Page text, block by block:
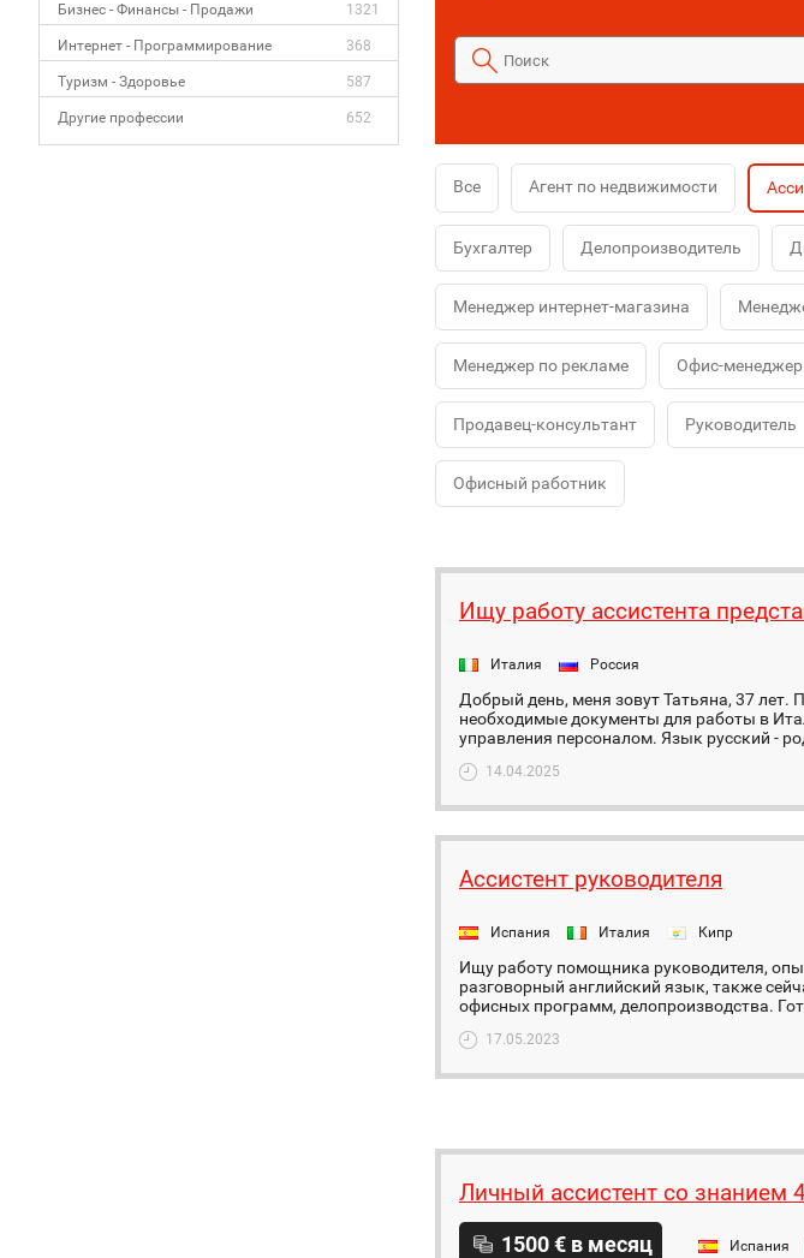
Бизнес - Финансы - Продажи 1321
Интернет - Программирование 368
Туризм - Здоровье 587
Другие профессии 652
Все Агент по недвижимости
Бухгалтер Делопроизводитель
Менеджер интернет-магазина
Менеджер по рекламе Офис-менеджер
Продавец-консультант Руководитель
Офисный работник
Ищу работу ассистента
Италия Россия
Добрый день, меня зовут Татьяна, 37 лет.
необходимые документы для работы в
управления персоналом. Язык русский -
14.04.2025
Ассистент руководителя
Испания Италия Кипр
Ищу работу помощника руководителя,
разговорный английский язык, также
офисных программ, делопроизводства.
17.05.2023
Личный ассистент со
1500 € в месяц Испания